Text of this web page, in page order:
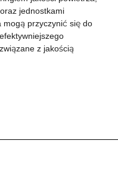
jednostkami
mogą przyczynić się do
z jakością